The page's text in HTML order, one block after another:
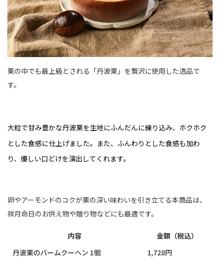
栗の中でも最上級とされる「丹波栗」を贅沢に使用した逸品で
す。
大粒で甘み豊かな丹波栗を生地にふんだんに練り込み、ホクホク
とした食感に仕上げました。また、ふんわりとした食感も加わ
り、優しい口どけを演出してくれます。
卵やアーモンドのコクが栗の深い味わいを引き立てる本商品は、
祥月命日のお供え物や贈り物などにも最適です。
内容
金額（税込）
丹波栗のバームクーヘン 1個
1,728円